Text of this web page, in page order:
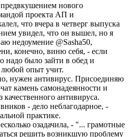
нового
проекта АП и
что вчера в четверг выпуска
увидел, что он вышел, но я
недоумение @Sasha50,
конечно, виню себя, - если
надо было зайти в обед и
опыт учит.
нужен антивирус. Присоединяю
камень самонадеянности и
качественного антивируса.
- дело неблагодарное, -
практике.
озадачила, - "... грамотные
решить возникшую проблему